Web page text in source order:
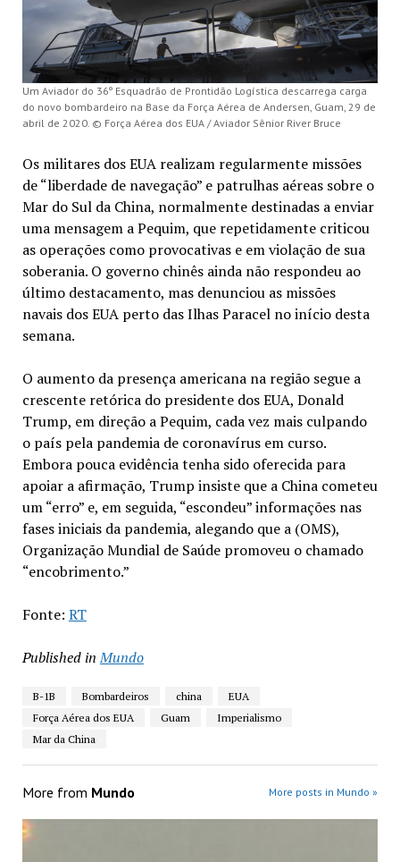
Um Aviador do 36º Esquadrão de Prontidão Logística descarrega carga
do novo bombardeiro na Base da Força Aérea de Andersen, Guam, 29 de
abril de 2020. © Força Aérea dos EUA / Aviador Sênior River Bruce
Os militares dos EUA realizam regularmente missões
de “liberdade de navegação” e patrulhas aéreas sobre o
Mar do Sul da China, normalmente destinadas a enviar
uma mensagem a Pequim, que repetidamente criticou
as operações como provocativas e em violação de sua
soberania. O governo chinês ainda não respondeu ao
último destacamento, mas denunciou as missões
navais dos EUA perto das Ilhas Paracel no início desta
semana.
O aumento da presença americana na região segue a
crescente retórica do presidente dos EUA, Donald
Trump, em direção a Pequim, cada vez mais culpando
o país pela pandemia de coronavírus em curso.
Embora pouca evidência tenha sido oferecida para
apoiar a afirmação, Trump insiste que a China cometeu
um “erro” e, em seguida, “escondeu” informações nas
fases iniciais da pandemia, alegando que a (OMS),
Organização Mundial de Saúde promoveu o chamado
“encobrimento.”
Fonte: RT
Published in Mundo
B-1B Bombardeiros china
EUA
Força Aérea dos EUA
Guam
Imperialismo
Mar da China
More from Mundo More posts in Mundo »